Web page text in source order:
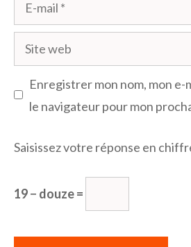
mail
Site
web
Enregistrer mon nom, mon e-
le navigateur pour mon
Saisissez votre réponse en
19 − douze =